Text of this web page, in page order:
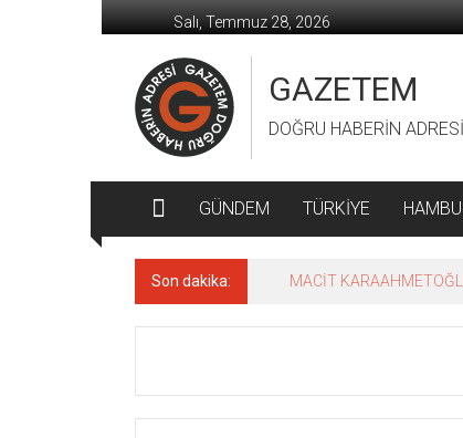
geç
Salı, Temmuz 28, 2026
GAZETEM
DOĞRU HABERİN ADRESİ
GÜNDEM TÜRKİYE
Son dakika: MACİT